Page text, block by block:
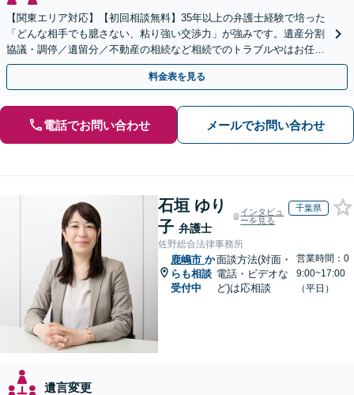
【関東エリア対応】【初回相談無料】35年以上の弁護士経験で培った
「どんな相手でも臆さない、粘り強い交渉力」が強みです。遺産分割
協議・調停／遺留分／不動産の相続など相続でのトラブルやはお任せ
ください。遺言書や生前贈与など生前対策にも注力
料金表を見る
電話でお問い合わせ メールでお問い合わせ
石垣 ゆり
子 弁護士
インタビュ
ーを見る
千葉県
佐野総合法律事務所
鹿嶋市 か
らも相談
受付中
面談方法(対面・
電話・ビデオな
ど)は応相談
営業時間：0
9:00~17:00
（平日）
遺言変更